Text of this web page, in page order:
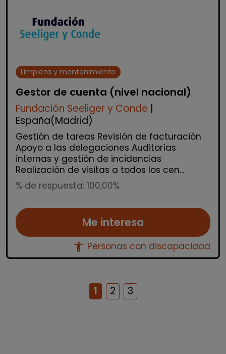
Limpieza y mantenimiento
Gestor de cuenta (nivel nacional)
Fundación Seeliger y Conde
España(Madrid)
Gestión de tareas Revisión de facturación
Apoyo a las delegaciones Auditorías
internas y gestión de incidencias
Realización de visitas a todos los cen...
% de respuesta: 100,00%
Me interesa
accessibility_new Personas con discapacidad
1 2 3